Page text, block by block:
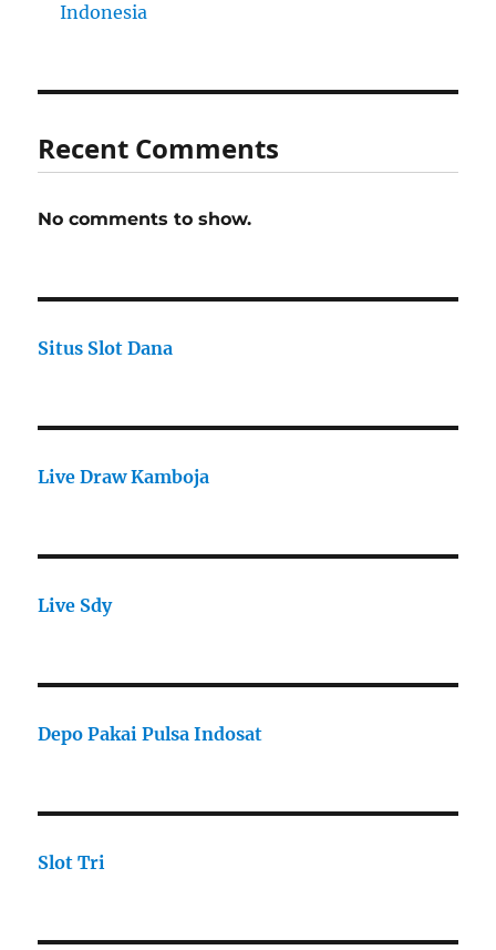
Indonesia
Recent Comments
No comments to show.
Situs Slot Dana
Live Draw Kamboja
Live Sdy
Depo Pakai Pulsa Indosat
Slot Tri